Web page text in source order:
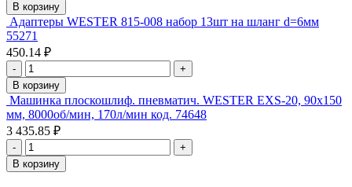
В корзину
Адаптеры WESTER 815-008 набор 13шт на шланг d=6мм
55271
450.14 ₽
-
+
В корзину
Машинка плоскошлиф. пневматич. WESTER EXS-20, 90х150
мм, 8000об/мин, 170л/мин код. 74648
3 435.85 ₽
-
+
В корзину